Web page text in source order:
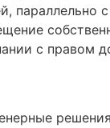
параллельно
с правом
решения